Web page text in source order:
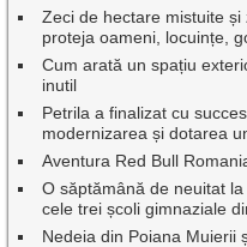
Zeci de hectare mistuite
proteja oameni, locuințe,
Cum arată un spațiu
inutil
Petrila a finalizat cu
modernizarea și dotarea
Aventura Red Bull
O săptămână de neuitat
cele trei școli gimnaziale
Nedeia din Poiana Muierii